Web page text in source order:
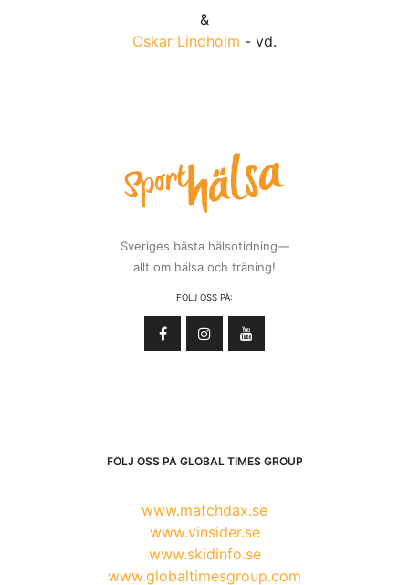
&
Oskar Lindholm - vd.
Sveriges bästa hälsotidning—
allt om hälsa och träning!
FÖLJ OSS PÅ:
FÖLJ OSS PÅ GLOBAL TIMES GROUP
www.matchdax.se
www.vinsider.se
www.skidinfo.se
www.globaltimesgroup.com